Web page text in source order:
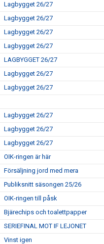
Lagbygget 26/27
Lagbygget 26/27
Lagbygget 26/27
Lagbygget 26/27
LAGBYGGET 26/27
Lagbygget 26/27
Lagbygget 26/27
Lagbygget 26/27
Lagbygget 26/27
Lagbygget 26/27
OIK-ringen är här
Försäljning jord med mera
Publiksnitt säsongen 25/26
OIK-ringen till påsk
Bjärechips och toalettpapper
SERIEFINAL MOT IF LEJONET
Vinst igen